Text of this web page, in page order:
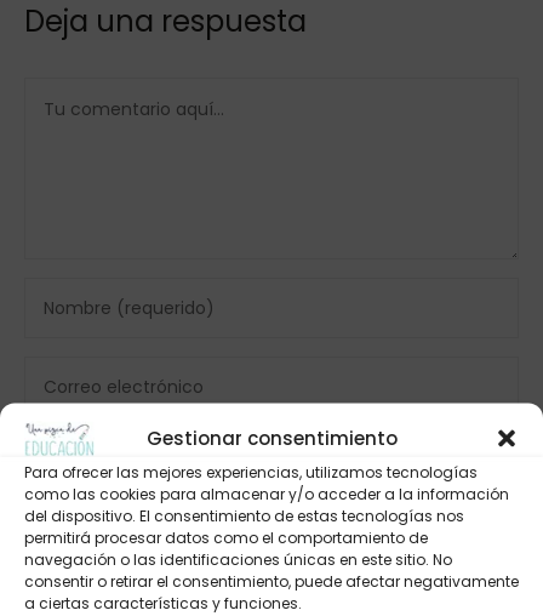
Gestionar consentimiento
Para ofrecer las mejores experiencias, utilizamos tecnologías
como las cookies para almacenar y/o acceder a la información
del dispositivo. El consentimiento de estas tecnologías nos
permitirá procesar datos como el comportamiento de
navegación o las identificaciones únicas en este sitio. No
consentir o retirar el consentimiento, puede afectar negativamente
a ciertas características y funciones.
Deja una respuesta